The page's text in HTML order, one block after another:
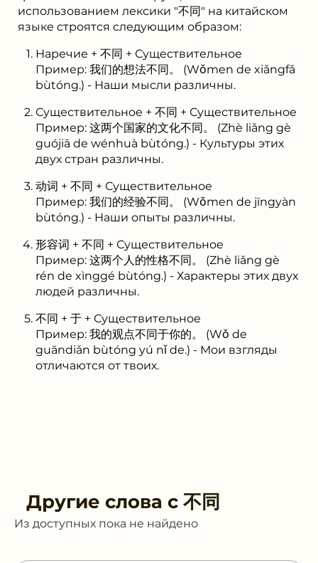
использованием лексики "不同" на китайском
языке строятся следующим образом:
Наречие + 不同 + Существительное
Пример: 我们的想法不同。 (Wǒmen de xiǎngfǎ
bùtóng.) - Наши мысли различны.
Существительное + 不同 + Существительное
Пример: 这两个国家的文化不同。 (Zhè liǎng gè
guójiā de wénhuà bùtóng.) - Культуры этих
двух стран различны.
动词 + 不同 + Существительное
Пример: 我们的经验不同。 (Wǒmen de jīngyàn
bùtóng.) - Наши опыты различны.
形容词 + 不同 + Существительное
Пример: 这两个人的性格不同。 (Zhè liǎng gè
rén de xìnggé bùtóng.) - Характеры этих двух
людей различны.
不同 + 于 + Существительное
Пример: 我的观点不同于你的。 (Wǒ de
guāndiǎn bùtóng yú nǐ de.) - Мои взгляды
отличаются от твоих.
Другие слова с 不同
Из доступных пока не найдено